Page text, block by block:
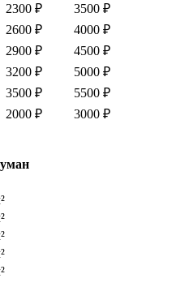
2300 ₽
3500 ₽
2600 ₽
4000 ₽
2900 ₽
4500 ₽
3200 ₽
5000 ₽
3500 ₽
5500 ₽
2000 ₽
3000 ₽